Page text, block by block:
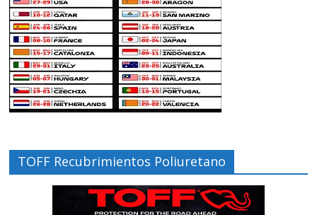
TOFF Recubrimientos Poliuretano